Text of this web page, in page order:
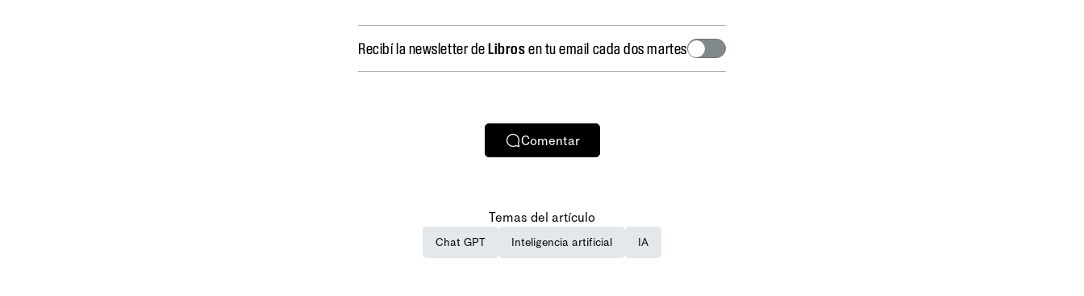
Recibí la newsletter deLibrosen tu email cada dos martes
Comentar
Temas del artículo
Chat GPT Inteligencia artificial IA